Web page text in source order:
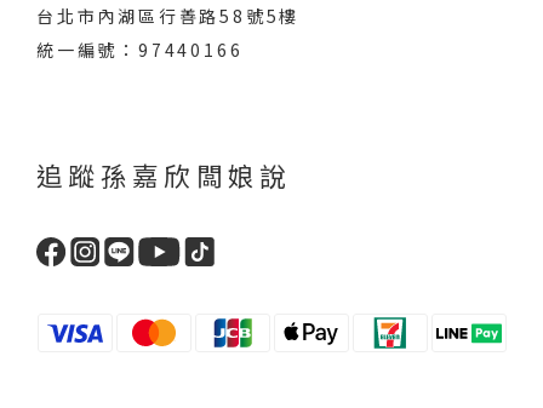
台北市內湖區行善路58號5樓
統一編號：97440166
追蹤孫嘉欣闆娘說